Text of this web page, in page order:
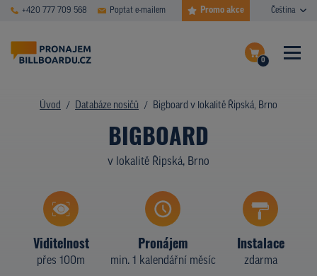
+420 777 709 568 Poptat e-mailem Promo akce Čeština
0
Dokončit poptávku
Zobrazit nosiče na mapě
ČASTÉ DOTAZY
DATABÁZE NOSIČŮ
PLOCHY V AKCI
CENY
Z PRAXE
Úvod Databáze nosičů Bigboard v lokalitě Řipská, Brno
BIGBOARD
v lokalitě Řipská, Brno
Viditelnost
přes 100m
Pronájem
min. 1 kalendářní měsíc
Instalace
zdarma